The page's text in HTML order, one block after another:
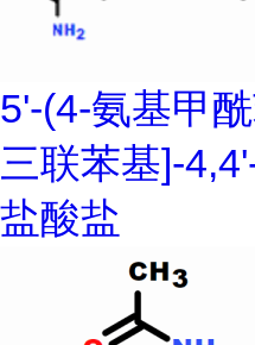
5'-(4-氨基甲
三联苯基]-
盐酸盐